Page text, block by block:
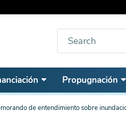
Buscar
Propugnación
de entendimiento sobre